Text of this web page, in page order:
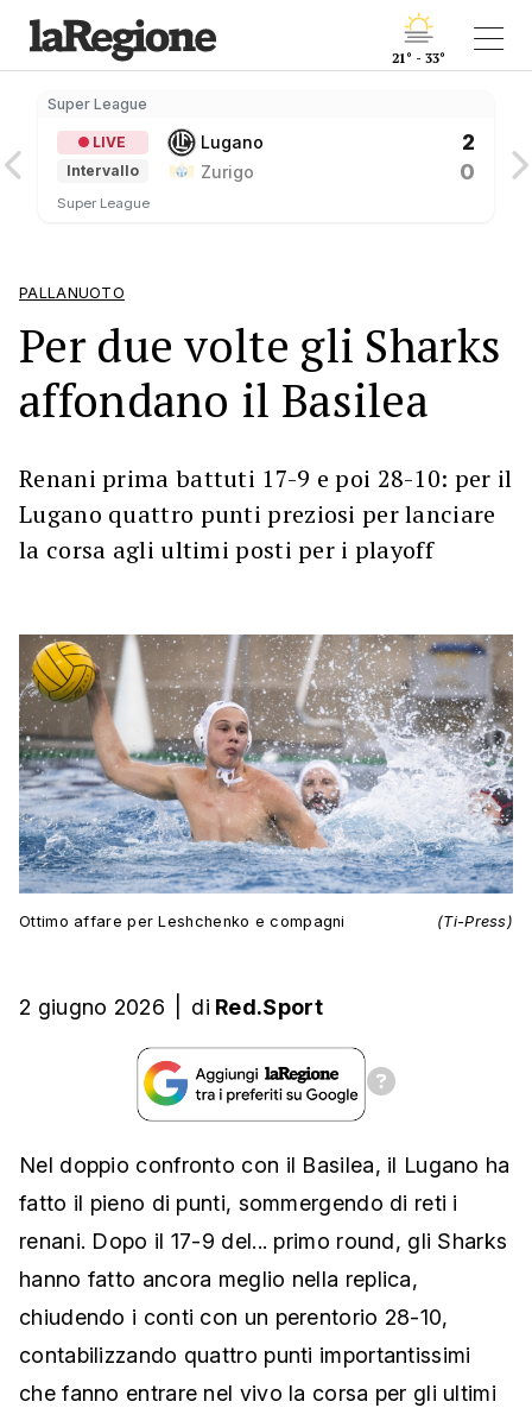
21° - 33°
Super League
LIVE
Intervallo
Lugano 2
Zurigo 0
Super League
PALLANUOTO
Per due volte gli Sharks
affondano il Basilea
Renani prima battuti 17-9 e poi 28-10: per il
Lugano quattro punti preziosi per lanciare
la corsa agli ultimi posti per i playoff
Ottimo affare per Leshchenko e compagni (Ti-Press)
2 giugno 2026 di Red.Sport
Nel doppio confronto con il Basilea, il Lugano ha
fatto il pieno di punti, sommergendo di reti i
renani. Dopo il 17-9 del... primo round, gli Sharks
hanno fatto ancora meglio nella replica,
chiudendo i conti con un perentorio 28-10,
contabilizzando quattro punti importantissimi
che fanno entrare nel vivo la corsa per gli ultimi